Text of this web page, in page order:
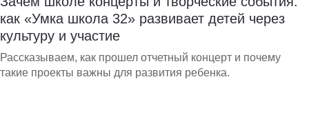
как «Умка школа 32» развивает детей через
культуру и участие
Рассказываем, как прошел отчетный концерт и почему
такие проекты важны для развития ребенка.